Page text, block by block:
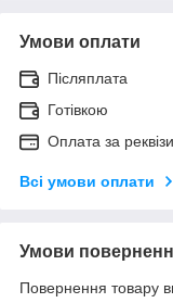
Умови оплати
Післяплата
Готівкою
Оплата за
Всі умови оплати
Умови
Повернення товару